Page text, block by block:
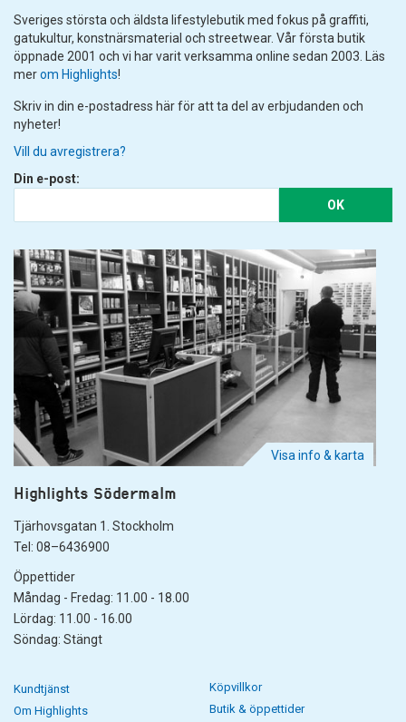
Sveriges största och äldsta lifestylebutik med fokus på graffiti,
gatukultur, konstnärsmaterial och streetwear. Vår första butik
öppnade 2001 och vi har varit verksamma online sedan 2003. Läs
merom Highlights!
Skriv in din e-postadress här för att ta del av erbjudanden och
nyheter!
Vill du avregistrera?
Din e-post:
OK
Visa info & karta
Highlights Södermalm
Tjärhovsgatan 1. Stockholm
Tel: 08–6436900
Öppettider
Måndag - Fredag: 11.00 - 18.00
Lördag: 11.00 - 16.00
Söndag: Stängt
Kundtjänst
Om Highlights
Köpvillkor
Butik & öppettider